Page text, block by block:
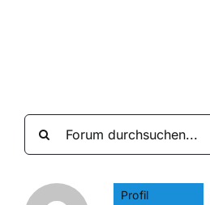
Profil